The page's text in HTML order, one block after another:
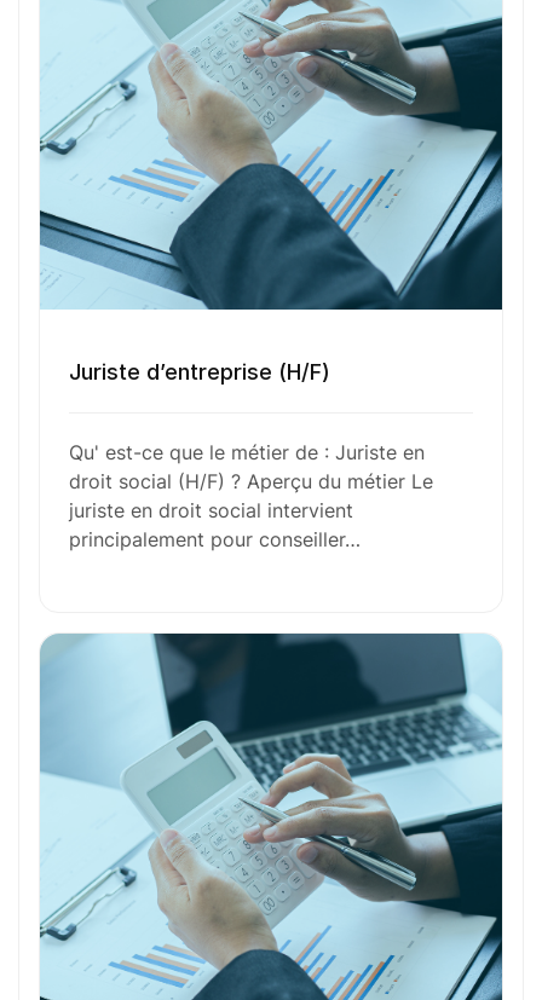
conseille sur des questions telles que les
licenciements, les négociations collectives, et les
conflits du travail. Il joue un rôle clé dans la
prévention des litiges et apporte son expertise
lors de contentieux devant les juridictions
sociales.
Fonctions Principales
Outils et Technologies ️
Perspectives de carrière
Avantages
Ces métiers peuvent vous intéresser
Toutes nos fiches métiers
Juriste d’entreprise (H/F)
Qu' est-ce que le métier de : Juriste en
droit social (H/F) ? Aperçu du métier Le
juriste en droit social intervient
principalement pour conseiller…